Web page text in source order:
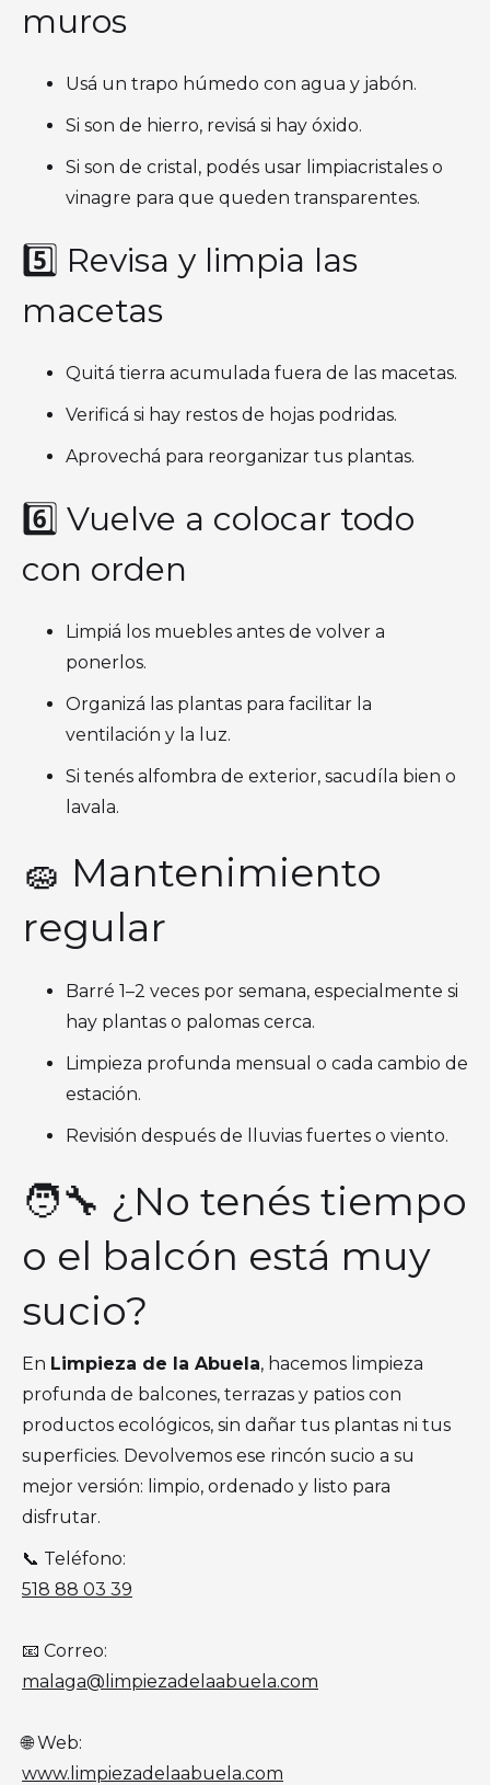
muros
Usá un trapo húmedo con agua y jabón.
Si son de hierro, revisá si hay óxido.
Si son de cristal, podés usar limpiacristales o
vinagre para que queden transparentes.
5️⃣ Revisa y limpia las
macetas
Quitá tierra acumulada fuera de las macetas.
Verificá si hay restos de hojas podridas.
Aprovechá para reorganizar tus plantas.
6️⃣ Vuelve a colocar todo
con orden
Limpiá los muebles antes de volver a
ponerlos.
Organizá las plantas para facilitar la
ventilación y la luz.
Si tenés alfombra de exterior, sacudíla bien o
lavala.
🧽 Mantenimiento
regular
Barré 1–2 veces por semana, especialmente si
hay plantas o palomas cerca.
Limpieza profunda mensual o cada cambio de
estación.
Revisión después de lluvias fuertes o viento.
🧑‍🔧 ¿No tenés tiempo
o el balcón está muy
sucio?
En Limpieza de la Abuela, hacemos limpieza
profunda de balcones, terrazas y patios con
productos ecológicos, sin dañar tus plantas ni tus
superficies. Devolvemos ese rincón sucio a su
mejor versión: limpio, ordenado y listo para
disfrutar.
📞 Teléfono:
518 88 03 39
📧 Correo:
malaga@limpiezadelaabuela.com
🌐 Web:
www.limpiezadelaabuela.com